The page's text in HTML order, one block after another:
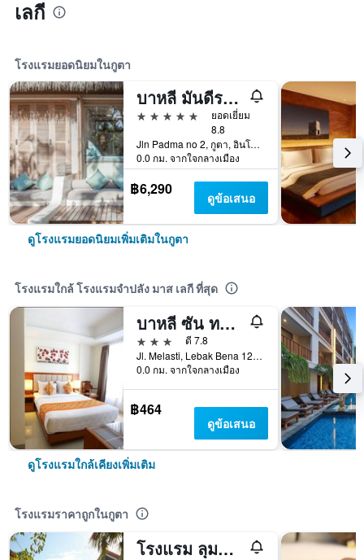
เลกี
โรงแรมยอดนิยมในกูตา
บาหลี มันดีรา บีช รีสอร์ท & สปา
5 ดาว
ยอดเยี่ยม
8.8
Jln Padma no 2, กูตา, อินโดนีเซีย
0.0 กม. จากใจกลางเมือง
฿6,290 ดูข้อเสนอ
ดูโรงแรมยอดนิยมเพิ่มเติมในกูตา
โรงแรมใกล้ โรงแรมจำปลัง มาส เลกี ที่สุด
บาหลี ซัน ทรอปิคอล โรงแรมแอนด์สปา
3 ดาว
ดี 7.8
Jl. Melasti, Lebak Bena 123, กูตา, อินโดนีเซีย
0.0 กม. จากใจกลางเมือง
฿464
ดูข้อเสนอ
ดูโรงแรมใกล้เคียงเพิ่มเติม
โรงแรมราคาถูกในกูตา
โรงแรม ลุมบุง สารี เลเกียน